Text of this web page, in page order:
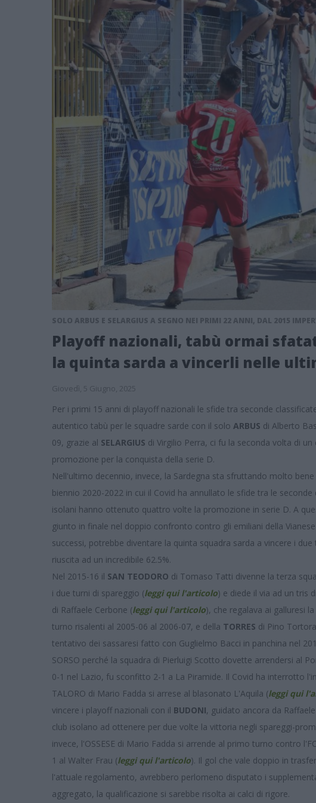
SOLO ARBUS E SELARGIUS A SEGNO NEI PRIMI 22 ANNI, DAL 2015
Playoff nazionali, tabù ormai
la quinta sarda a vincerli nelle
Giovedì, 5 Giugno, 2025
Per i primi 15 anni di playoff nazionali le sfide tra seconde
autentico tabù per le squadre sarde con il solo ARBUS di Alberto
09, grazie al SELARGIUS di Virgilio Perra, ci fu la seconda volta di
promozione per la conquista della serie D.
Nell'ultimo decennio, invece, la Sardegna sta sfruttando molto
biennio 2020-2022 in cui il Covid ha annullato le sfide tra le
isolani hanno ottenuto quattro volte la promozione in serie D. A
giunto in finale nel doppio confronto contro gli emiliani della
successi, potrebbe diventare la quinta squadra sarda a vincere i
riuscita ad un incredibile 62.5%.
Nel 2015-16 il SAN TEODORO di Tomaso Tatti divenne la terza
i due turni di spareggio (leggi qui l'articolo) e diede il via ad un tris
di Raffaele Cerbone (leggi qui l'articolo), che regalava ai galluresi
turno risalenti al 2005-06 al 2006-07, e della TORRES di Pino
tentativo dei sassaresi fatto con Guglielmo Bacci in panchina nel
SORSO perché la squadra di Pierluigi Scotto dovette arrendersi al
0-1 nel Lazio, fu sconfitto 2-1 a La Piramide. Il Covid ha interrotto
TALORO di Mario Fadda si arrese al blasonato L'Aquila (leggi qui
vincere i playoff nazionali con il BUDONI, guidato ancora da
club isolano ad ottenere per due volte la vittoria negli spareggi-
invece, l'OSSESE di Mario Fadda si arrende al primo turno contro
1 al Walter Frau (leggi qui l'articolo). Il gol che vale doppio in
l'attuale regolamento, avrebbero perlomeno disputato i
aggregato, la qualificazione si sarebbe risolta ai calci di rigore.